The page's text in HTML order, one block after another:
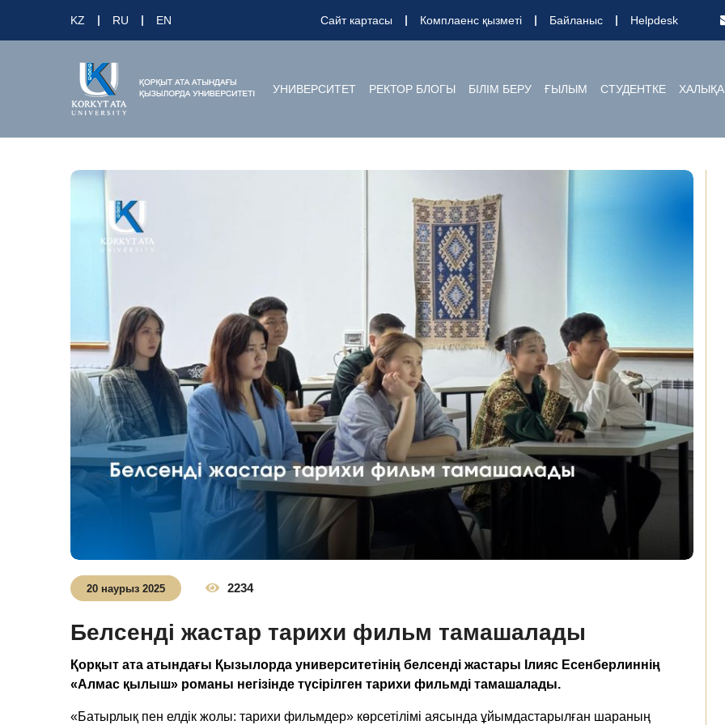
KZ RU EN Сайт картасы Комплаенс қызметі Байланыс Helpdesk
УНИВЕРСИТЕТ РЕКТОР БЛОГЫ БІЛІМ БЕРУ ҒЫЛЫМ СТУДЕНТКЕ
20 наурыз 2025 2234
Белсенді жастар тарихи фильм тамашалады
Қорқыт ата атындағы Қызылорда университетінің белсенді жастары Ілияс Есенберлиннің
«Алмас қылыш» романы негізінде түсірілген тарихи фильмді тамашалады.
«Батырлық пен елдік жолы: тарихи фильмдер» көрсетілімі аясында ұйымдастарылған шараның